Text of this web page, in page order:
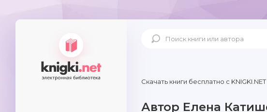
Скачать книги бесплатно c KNIGKI.NET
Автор Елена